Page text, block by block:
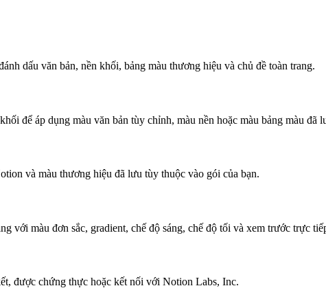
dấu văn bản, nền khối, bảng màu thương hiệu và chủ đề toàn trang.
để áp dụng màu văn bản tùy chỉnh, màu nền hoặc màu bảng màu đã
và màu thương hiệu đã lưu tùy thuộc vào gói của bạn.
với màu đơn sắc, gradient, chế độ sáng, chế độ tối và xem trước trực
được chứng thực hoặc kết nối với Notion Labs, Inc.